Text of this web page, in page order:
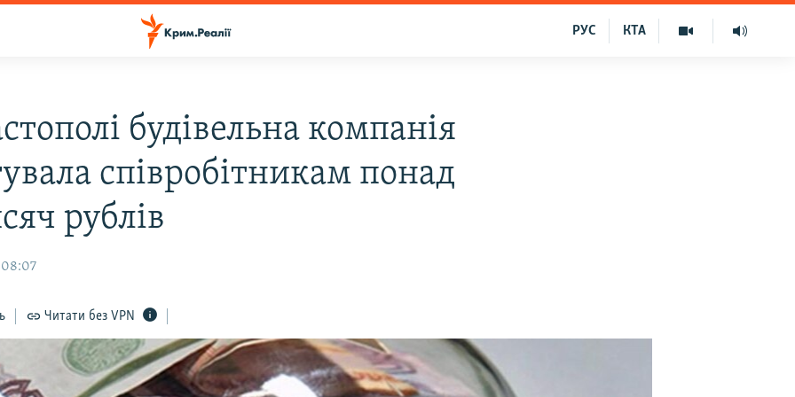
КТА
РУС
будівельна компанія
співробітникам понад
рублів
08:07
Читати без VPN